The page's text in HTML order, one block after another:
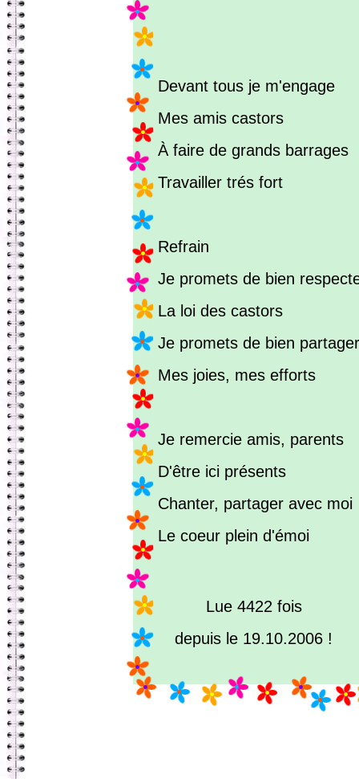
Devant tous je m'engage
Mes amis castors
À faire de grands barrages
Travailler trés fort
Refrain
Je promets de bien
La loi des castors
Je promets de bien partager
Mes joies, mes efforts
Je remercie amis, parents
D'être ici présents
Chanter, partager avec moi
Le coeur plein d'émoi
Lue 4422 fois
depuis le 19.10.2006 !